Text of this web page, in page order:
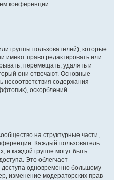
конференции.
группы пользователей), которые
имеют право редактировать или
перемещать, удалять и
они отвечают. Основные
несоответствия содержания
оскорблений.
на структурные части,
Каждый пользователь
и каждой группе могут быть
Это облегчает
одновременно большому
изменение модераторских прав